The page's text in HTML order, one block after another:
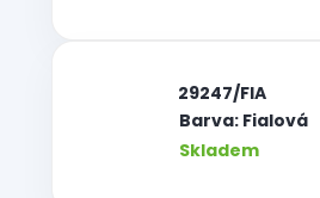
Barva: Fialová
Skladem
| 29247/FIA